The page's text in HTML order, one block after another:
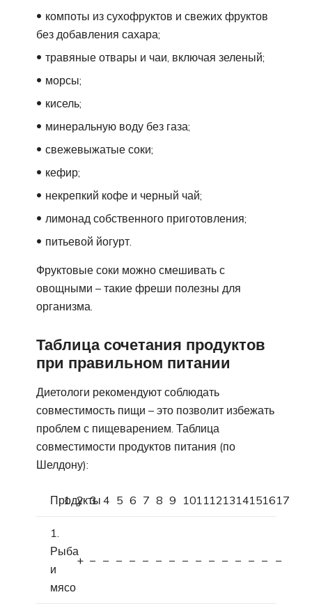
компоты из сухофруктов и свежих фруктов
без добавления сахара;
травяные отвары и чаи, включая зеленый;
морсы;
кисель;
минеральную воду без газа;
свежевыжатые соки;
кефир;
некрепкий кофе и черный чай;
лимонад собственного приготовления;
питьевой йогурт.
Фруктовые соки можно смешивать с
овощными – такие фреши полезны для
организма.
Таблица сочетания продуктов
при правильном питании
Диетологи рекомендуют соблюдать
совместимость пищи – это позволит избежать
проблем с пищеварением. Таблица
совместимости продуктов питания (по
Шелдону):
Продукты
1 2 3 4 5 6 7 8 9 1011121314151617
1.
Рыба
и
мясо
+ – – – – – – – – – – – – – – –